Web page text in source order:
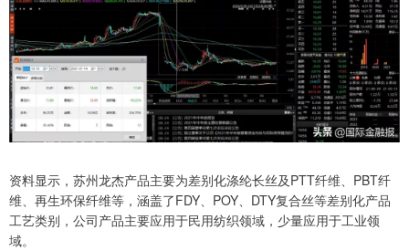
资料显示，苏州龙杰产品主要为差别化涤纶长丝及PTT纤维、PBT纤
维、再生环保纤维等，涵盖了FDY、POY、DTY复合丝等差别化产品
工艺类别，公司产品主要应用于民用纺织领域，少量应用于工业领
域。